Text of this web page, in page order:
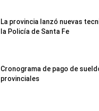
La provincia lanzó nuevas
la Policía de Santa Fe
Cronograma de pago de
provinciales